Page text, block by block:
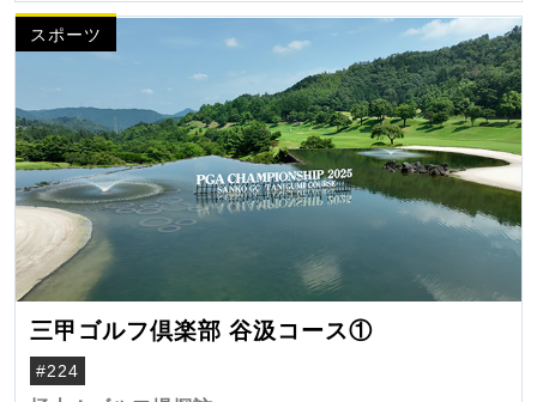
スポーツ
三甲ゴルフ倶楽部 谷汲コース①
#224